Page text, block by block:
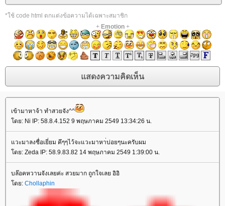
*ใช้ code html ตกแต่งข้อความได้เฉพาะสมาชิก
+ Emotion+
เข้ามาหาจ้า ทำสวยจัง^^
ดย: Ni IP: 58.8.4.152 9 พฤษภาคม 2549 13:34:26 น.
วะมาลงชื่อเยี่ยม คึๆๆไว้จะแวะมาหา่บ่อยๆนะครับผม
ดย: Zeda IP: 58.9.83.82 14 พฤษภาคม 2549 1:39:00 น.
บล๊อคหวานจังเลยค่ะ สวยมาก ถูกใจเลย อิอิ
ดย: Chollaphin